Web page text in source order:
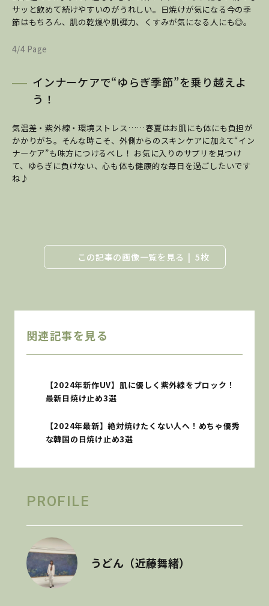
サッと飲めて続けやすいのがうれしい。日焼けが気になる今の季
節はもちろん、肌の乾燥や肌弾力、くすみが気になる人にも◎。
4/4 Page
インナーケアで“ゆらぎ季節”を乗り越えよ
う！
気温差・紫外線・環境ストレス……春夏はお肌にも体にも負担が
かかりがち。そんな時こそ、外側からのスキンケアに加えて“イン
ナーケア”も味方につけるべし！ お気に入りのサプリを見つけ
て、ゆらぎに負けない、心も体も健康的な毎日を過ごしたいです
ね♪
この記事の画像一覧を見る 5枚
関連記事を見る
【2024年新作UV】肌に優しく紫外線をブロック！
最新日焼け止め3選
【2024年最新】絶対焼けたくない人へ！めちゃ優秀
な韓国の日焼け止め3選
PROFILE
うどん（近藤舞緒）